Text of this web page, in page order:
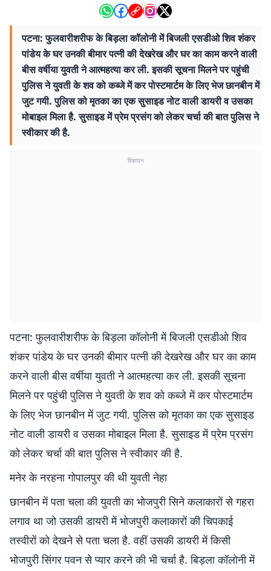
पटना: फुलवारीशरीफ के बिड़ला कॉलोनी में बिजली एसडीओ शिव शंकर
पांडेय के घर उनकी बीमार पत्नी की देखरेख और घर का काम करने वाली
बीस वर्षीया युवती ने आत्महत्या कर ली. इसकी सूचना मिलने पर पहुंची
पुलिस ने युवती के शव को कब्जे में कर पोस्टमार्टम के लिए भेज छानबीन में
जुट गयी. पुलिस को मृतका का एक सुसाइड नोट वाली डायरी व उसका
मोबाइल मिला है. सुसाइड में प्रेम प्रसंग को लेकर चर्चा की बात पुलिस ने
स्वीकार की है.
विज्ञापन
पटना: फुलवारीशरीफ के बिड़ला कॉलोनी में बिजली एसडीओ शिव
शंकर पांडेय के घर उनकी बीमार पत्नी की देखरेख और घर का काम
करने वाली बीस वर्षीया युवती ने आत्महत्या कर ली. इसकी सूचना
मिलने पर पहुंची पुलिस ने युवती के शव को कब्जे में कर पोस्टमार्टम
के लिए भेज छानबीन में जुट गयी. पुलिस को मृतका का एक सुसाइड
नोट वाली डायरी व उसका मोबाइल मिला है. सुसाइड में प्रेम प्रसंग
को लेकर चर्चा की बात पुलिस ने स्वीकार की है.
मनेर के नरहना गोपालपुर की थी युवती नेहा
छानबीन में पता चला की युवती का भोजपुरी सिने कलाकारों से गहरा
लगाव था जो उसकी डायरी में भोजपुरी कलाकारों की चिपकाई
तस्वीरों को देखने से पता चला है. वहीं उसकी डायरी में किसी
भोजपुरी सिंगर पवन से प्यार करने की भी चर्चा है. बिड़ला कॉलोनी में